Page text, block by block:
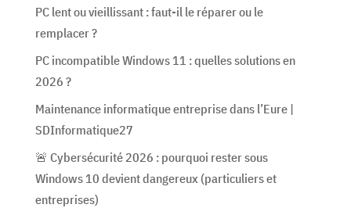
PC lent ou vieillissant : faut-il le réparer ou le
remplacer ?
PC incompatible Windows 11 : quelles solutions en
2026 ?
Maintenance informatique entreprise dans l’Eure |
SDInformatique27
🚨 Cybersécurité 2026 : pourquoi rester sous
Windows 10 devient dangereux (particuliers et
entreprises)